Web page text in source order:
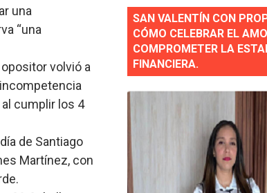
para fortalecer gestión comunicacional en
destempladas sobre Presa de Guaiguí: "Es
dominicana
una
“una
volvió a
cumplir los 4
de Santiago
Martínez, con
SAN VALENTÍN CON
CÓMO CELEBRAR EL
COMPROMETER LA
FINANCIERA.